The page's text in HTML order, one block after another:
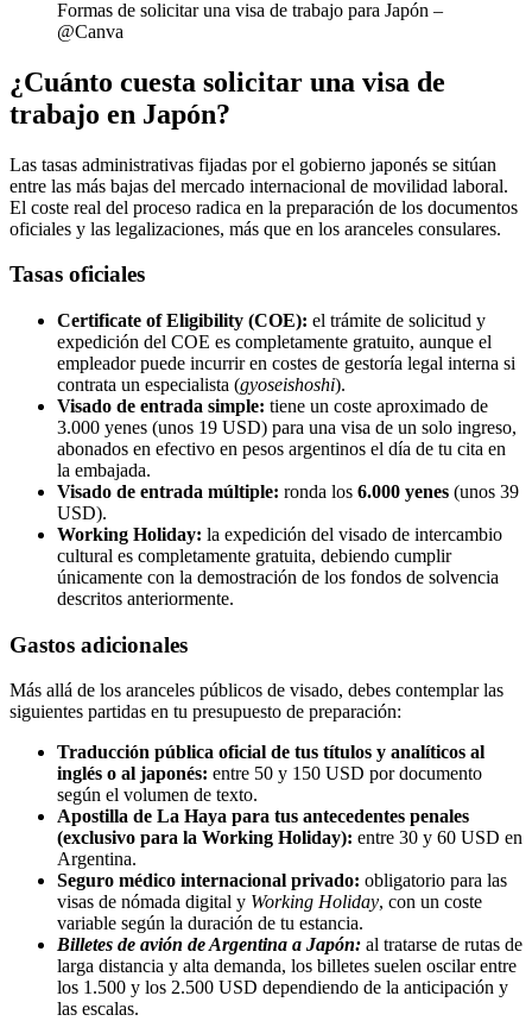
Formas de solicitar una visa de trabajo para Japón –
@Canva
¿Cuánto cuesta solicitar una visa de
trabajo en Japón?
Las tasas administrativas fijadas por el gobierno japonés se sitúan
entre las más bajas del mercado internacional de movilidad laboral.
El coste real del proceso radica en la preparación de los documentos
oficiales y las legalizaciones, más que en los aranceles consulares.
Tasas oficiales
Certificate of Eligibility (COE): el trámite de solicitud y
expedición del COE es completamente gratuito, aunque el
empleador puede incurrir en costes de gestoría legal interna si
contrata un especialista (gyoseishoshi).
Visado de entrada simple: tiene un coste aproximado de
3.000 yenes (unos 19 USD) para una visa de un solo ingreso,
abonados en efectivo en pesos argentinos el día de tu cita en
la embajada.
Visado de entrada múltiple: ronda los 6.000 yenes (unos 39
USD).
Working Holiday: la expedición del visado de intercambio
cultural es completamente gratuita, debiendo cumplir
únicamente con la demostración de los fondos de solvencia
descritos anteriormente.
Gastos adicionales
Más allá de los aranceles públicos de visado, debes contemplar las
siguientes partidas en tu presupuesto de preparación:
Traducción pública oficial de tus títulos y analíticos al
inglés o al japonés: entre 50 y 150 USD por documento
según el volumen de texto.
Apostilla de La Haya para tus antecedentes penales
(exclusivo para la Working Holiday): entre 30 y 60 USD en
Argentina.
Seguro médico internacional privado: obligatorio para las
visas de nómada digital y Working Holiday, con un coste
variable según la duración de tu estancia.
Billetes de avión de Argentina a Japón: al tratarse de rutas de
larga distancia y alta demanda, los billetes suelen oscilar entre
los 1.500 y los 2.500 USD dependiendo de la anticipación y
las escalas.